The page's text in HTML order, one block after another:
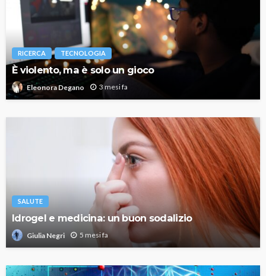
RICERCA TECNOLOGIA
È violento, ma è solo un gioco
Eleonora Degano 3 mesi fa
SALUTE
Idrogel e medicina: un buon sodalizio
Giulia Negri 5 mesi fa